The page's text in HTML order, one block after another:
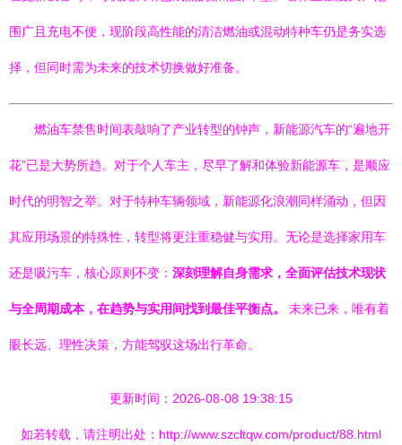
围广且充电不便，现阶段高性能的清洁燃油或混动特种车仍是务实选
择，但同时需为未来的技术切换做好准备。
燃油车禁售时间表敲响了产业转型的钟声，新能源汽车的“遍地开
花”已是大势所趋。对于个人车主，尽早了解和体验新能源车，是顺应
时代的明智之举。对于特种车辆领域，新能源化浪潮同样涌动，但因
其应用场景的特殊性，转型将更注重稳健与实用。无论是选择家用车
还是吸污车，核心原则不变： 深刻理解自身需求，全面评估技术现状
与全周期成本，在趋势与实用间找到最佳平衡点。 未来已来，唯有着
眼长远、理性决策，方能驾驭这场出行革命。
更新时间：2026-08-08 19:38:15
如若转载，请注明出处：http://www.szcltqw.com/product/88.html